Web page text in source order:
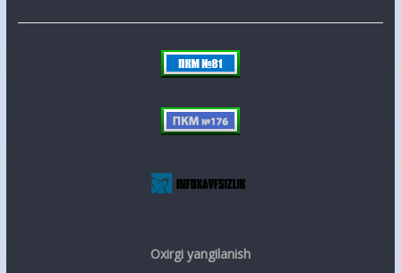
Oxirgi yangilanish